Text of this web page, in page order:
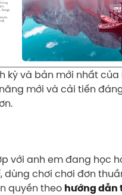
và bản mới nhất của
mới và cải tiến
với anh em đang học
chơi chơi đơn
quyền theo hướng dẫn